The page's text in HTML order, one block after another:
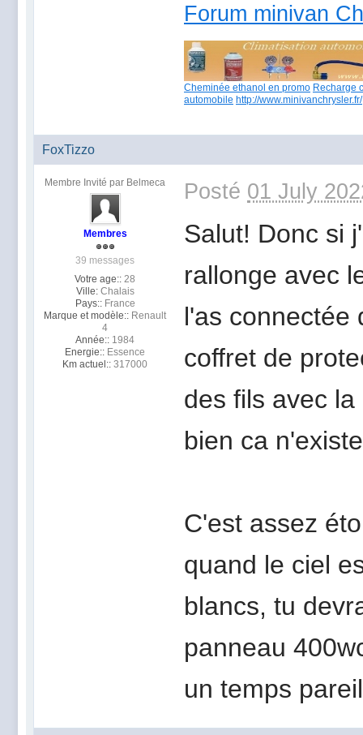
Forum minivan
Cheminée ethanol en promo Recharge
automobile http://www.minivanchrysler.fr/
FoxTizzo
Membre Invité par Belmeca
Membres
39 messages
Votre age:: 28
Ville: Chalais
Pays:: France
Marque et modèle:: Renault
4
Année:: 1984
Energie:: Essence
Km actuel:: 317000
Posté 01 July
Salut! Donc si
rallonge avec
l'as connectée
coffret de
des fils avec
bien ca
C'est assez
quand le ciel
blancs, tu
panneau
un temps